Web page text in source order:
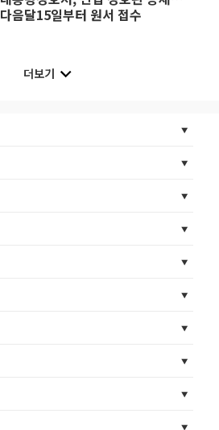
다음달15일부터 원서 접수
더보기